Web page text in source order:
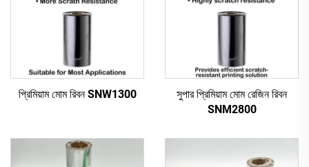
প্রিমিয়াম মোম রিবন SNW1300
সুপার প্রিমিয়াম মোম রেজিন রিবন
SNM2800